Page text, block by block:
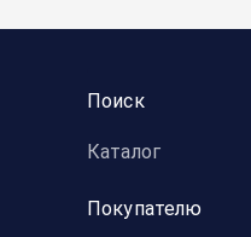
Поиск
Каталог
Покупателю